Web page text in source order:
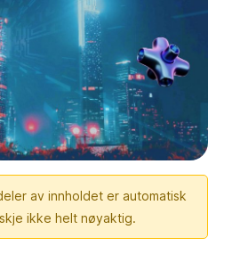
av innholdet er automatisk
ikke helt nøyaktig.